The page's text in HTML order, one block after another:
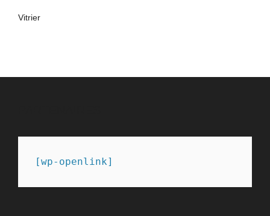
Vitrier
[wp-openlink]